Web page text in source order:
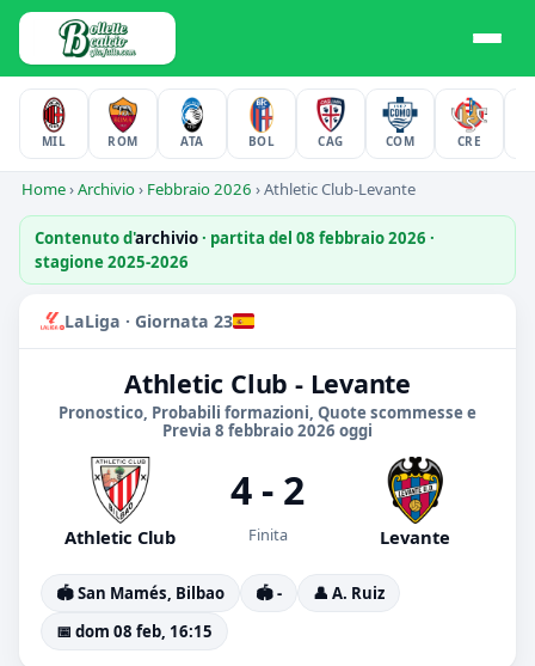
MIL ROM ATA BOL CAG COM CRE
Home›Archivio› Febbraio 2026 ›Athletic Club-Levante
Contenuto d'archivio· partita del 08 febbraio 2026 ·
stagione 2025-2026
LaLiga · Giornata 23
Athletic Club - Levante
Pronostico, Probabili formazioni, Quote scommesse e
Previa 8 febbraio 2026 oggi
Athletic Club
4 - 2
Finita Levante
🏟️ San Mamés, Bilbao 🏟️ -
👤 A. Ruiz
📅 dom 08 feb, 16:15